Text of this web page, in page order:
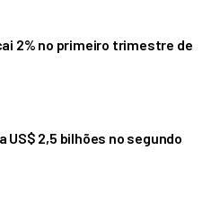
2% no primeiro trimestre de
2,5 bilhões no segundo